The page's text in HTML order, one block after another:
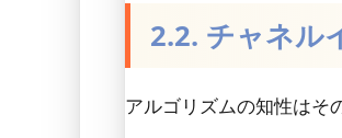
2.2. チャネル
アルゴリズムの知性はそ